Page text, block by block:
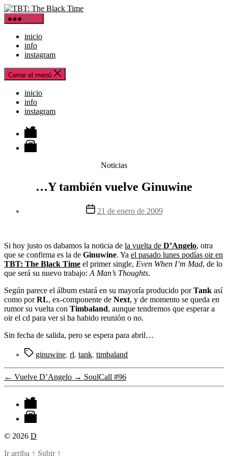
Saltar
al
contenido
TBT:
Menú
inicio
info
instagram
Cerrar el menú
inicio
info
instagram
Twitter
Instagram
Categorías
Noticias
…Y también vuelve Ginuwine
Fecha21 de enero de 2009
Si hoy justo os dabamos la noticia de la vuelta de D’Angelo, otra
que se confirma es la de Ginuwine. Ya el pasado lunes podías oir en
TBT: The Black Time el primer single, Even When I’m Mad, de lo
que será su nuevo trabajo: A Man’s Thoughts.
Según parece el álbum estará en su mayoría producido porTank así
como porRL, ex-componente de Next, y de momento se queda en
rumor su vuelta con Timbaland, aunque tendremos que esperar a
oir el cd para ver si ha habido reunión o no.
Sin fecha de salida, pero se espera para abril…
Etiquetas
ginuwine, rl, tank, timbaland
← Vuelve D’Angelo → SoulCall #96
Twitter
Instagram
© 2026 D
Ir arriba ↑ Subir ↑